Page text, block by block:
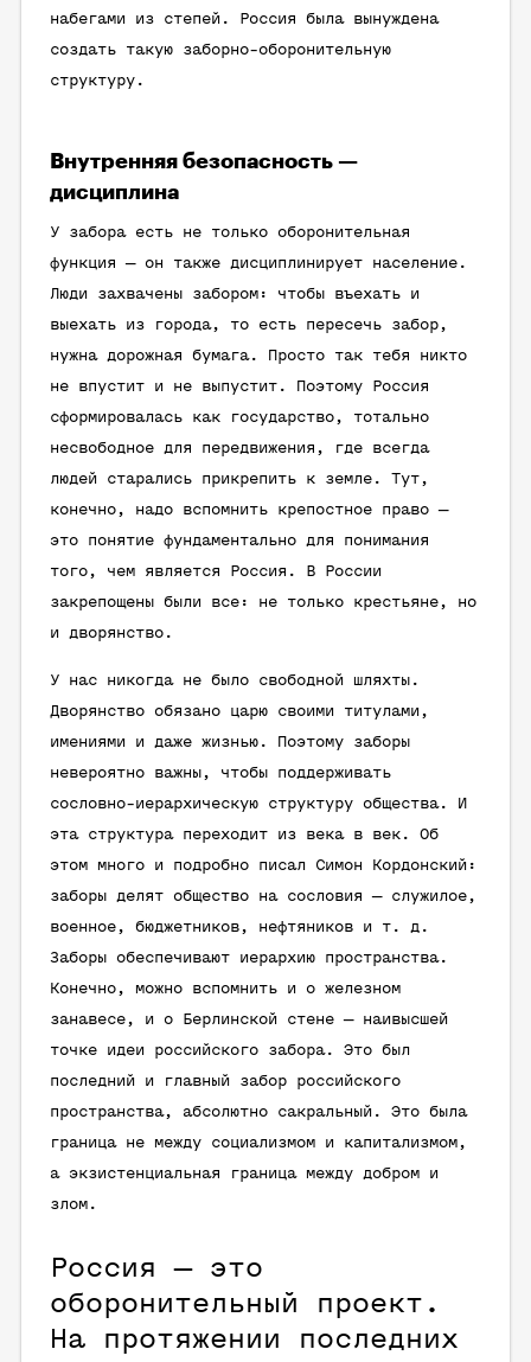
набегами из степей. Россия была вынуждена
создать такую заборно-оборонительную
структуру.
Внутренняя безопасность —
дисциплина
У забора есть не только оборонительная
функция — он также дисциплинирует население.
Люди захвачены забором: чтобы въехать и
выехать из города, то есть пересечь забор,
нужна дорожная бумага. Просто так тебя никто
не впустит и не выпустит. Поэтому Россия
сформировалась как государство, тотально
несвободное для передвижения, где всегда
людей старались прикрепить к земле. Тут,
конечно, надо вспомнить крепостное право —
это понятие фундаментально для понимания
того, чем является Россия. В России
закрепощены были все: не только крестьяне, но
и дворянство.
У нас никогда не было свободной шляхты.
Дворянство обязано царю своими титулами,
имениями и даже жизнью. Поэтому заборы
невероятно важны, чтобы поддерживать
сословно-иерархическую структуру общества. И
эта структура переходит из века в век. Об
этом много и подробно писал Симон Кордонский:
заборы делят общество на сословия — служилое,
военное, бюджетников, нефтяников и т. д.
Заборы обеспечивают иерархию пространства.
Конечно, можно вспомнить и о железном
занавесе, и о Берлинской стене — наивысшей
точке идеи российского забора. Это был
последний и главный забор российского
пространства, абсолютно сакральный. Это была
граница не между социализмом и капитализмом,
а экзистенциальная граница между добром и
злом.
Россия — это
оборонительный проект.
На протяжении последних